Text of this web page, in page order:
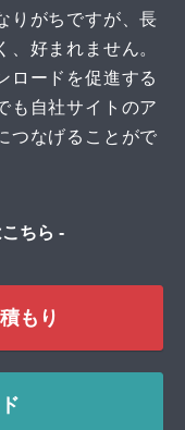
りがちですが、長
好まれません。
ロードを促進する
も自社サイトのア
つなげることがで
ちら -
もり